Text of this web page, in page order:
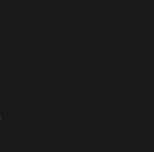
en nueva ventana)
en nueva ventana)